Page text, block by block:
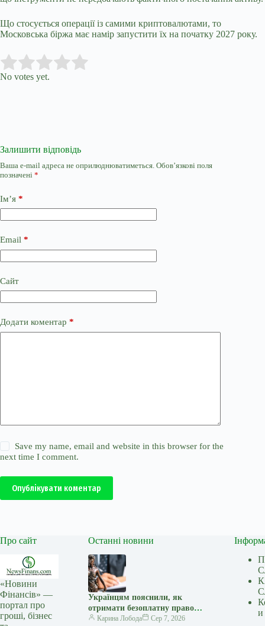
Що стосується операції із самими криптовалютами, то
Московська біржа має намір запустити їх на початку 2027 року.
Rate this item:
No votes yet.
Залишити відповідь
Ваша e-mail адреса не оприлюднюватиметься. Обов’язкові поля
позначені *
Ім’я *
Email *
Сайт
Додати коментар *
Save my name, email and website in this browser for the
next time I comment.
Опублікувати коментар
Про сайт
«Новини
Фінансів» —
портал про
гроші, бізнес
Останні новини
Українцям пояснили, як
отримати безоплатну правову
допомогу за кордоном:
Карина Лобода Сер 7, 2026
и